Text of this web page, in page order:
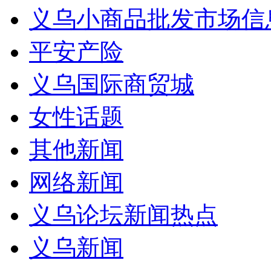
义乌小商品批发市场
平安产险
义乌国际商贸城
女性话题
其他新闻
网络新闻
义乌论坛新闻热点
义乌新闻